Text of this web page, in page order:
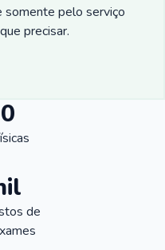
somente pelo serviço
precisar.
de